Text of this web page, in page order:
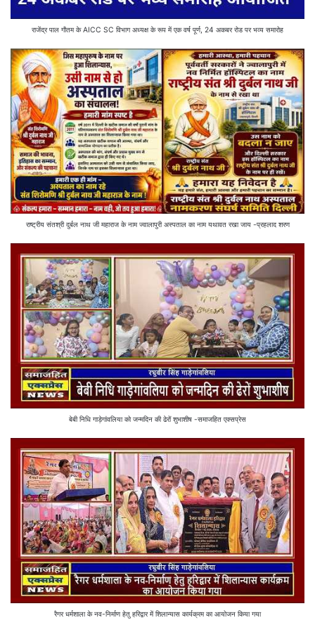
राजेंद्र पाल गौतम के AICC SC विभाग अध्यक्ष के रूप में एक वर्ष पूर्ण, 24 अकबर रोड पर भव्य समारोह
राष्ट्रीय संतश्री दुर्बल नाथ जी महाराज के नाम ज्वालापुरी अस्पताल का नाम यथावत रखा जाय -प्रहलाद शरण
बेबी निधि गाड़ेगांवलिया को जन्मदिन की ढेरों शुभाशीष -समाजहित एक्सप्रेस
रैगर धर्मशाला के नव-निर्माण हेतु हरिद्वार में शिलान्यास कार्यक्रम का आयोजन किया गया